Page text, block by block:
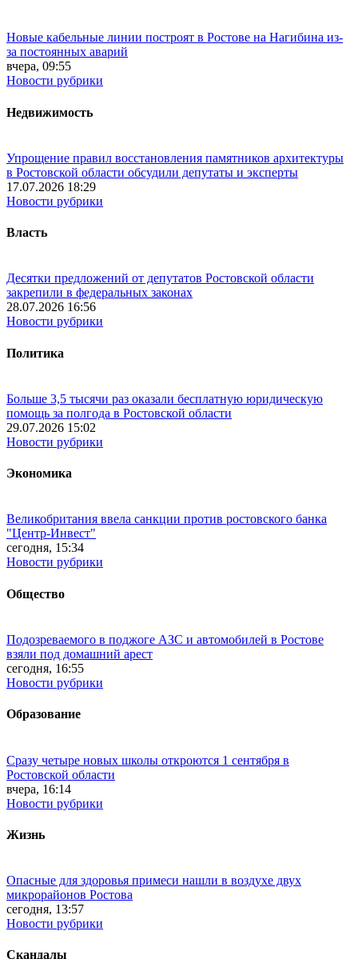
Новые кабельные линии построят в Ростове на Нагибина из-
за постоянных аварий
вчера, 09:55
Новости рубрики
Недвижимость
Упрощение правил восстановления памятников архитектуры
в Ростовской области обсудили депутаты и эксперты
17.07.2026 18:29
Новости рубрики
Власть
Десятки предложений от депутатов Ростовской области
закрепили в федеральных законах
28.07.2026 16:56
Новости рубрики
Политика
Больше 3,5 тысячи раз оказали бесплатную юридическую
помощь за полгода в Ростовской области
29.07.2026 15:02
Новости рубрики
Экономика
Великобритания ввела санкции против ростовского банка
"Центр-Инвест"
сегодня, 15:34
Новости рубрики
Общество
Подозреваемого в поджоге АЗС и автомобилей в Ростове
взяли под домашний арест
сегодня, 16:55
Новости рубрики
Образование
Сразу четыре новых школы откроются 1 сентября в
Ростовской области
вчера, 16:14
Новости рубрики
Жизнь
Опасные для здоровья примеси нашли в воздухе двух
микрорайонов Ростова
сегодня, 13:57
Новости рубрики
Скандалы